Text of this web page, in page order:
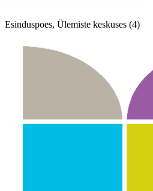
Esinduspoes, Ülemiste keskuses (4)